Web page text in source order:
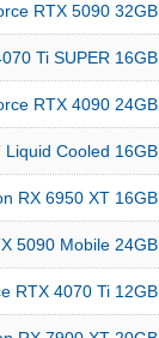
RTX 5090 32GB
Ti SUPER 16GB
RTX 4090 24GB
Liquid Cooled 16GB
RX 6950 XT 16GB
5090 Mobile 24GB
RTX 4070 Ti 12GB